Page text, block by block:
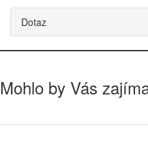
Dotaz
Mohlo by Vás